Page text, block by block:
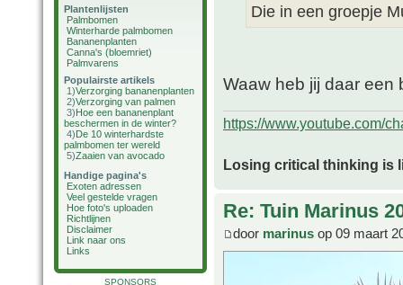
Plantenlijsten
Palmbomen
Winterharde palmbomen
Bananenplanten
Canna's (bloemriet)
Palmvarens
Populairste artikels
1)Verzorging bananenplanten
2)Verzorging van palmen
3)Hoe een bananenplant
beschermen in de winter?
4)De 10 winterhardste
palmbomen ter wereld
5)Zaaien van avocado
Handige pagina's
Exoten adressen
Veel gestelde vragen
Hoe foto's uploaden
Richtlijnen
Disclaimer
Link naar ons
Links
SPONSORS
Die in een groepje
Waaw heb jij daar een
https://www.youtube.com/
Losing critical thinking is
Re: Tuin Marinus
door marinus op 09 maart